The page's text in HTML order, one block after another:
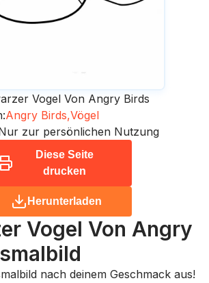
Vogel Von Angry Birds
Angry Birds,Vögel
zur persönlichen Nutzung
Diese Seite
drucken
Herunterladen
Vogel Von Angry
nach deinem Geschmack aus!